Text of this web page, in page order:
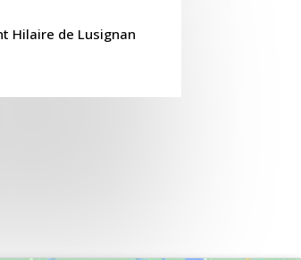
Hilaire de Lusignan